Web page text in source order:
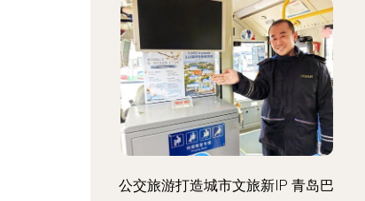
公交旅游打造城市文旅新IP 青岛巴